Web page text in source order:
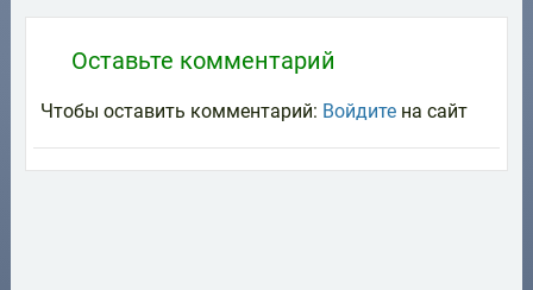
Оставьте комментарий
Чтобы оставить комментарий: Войдитена сайт